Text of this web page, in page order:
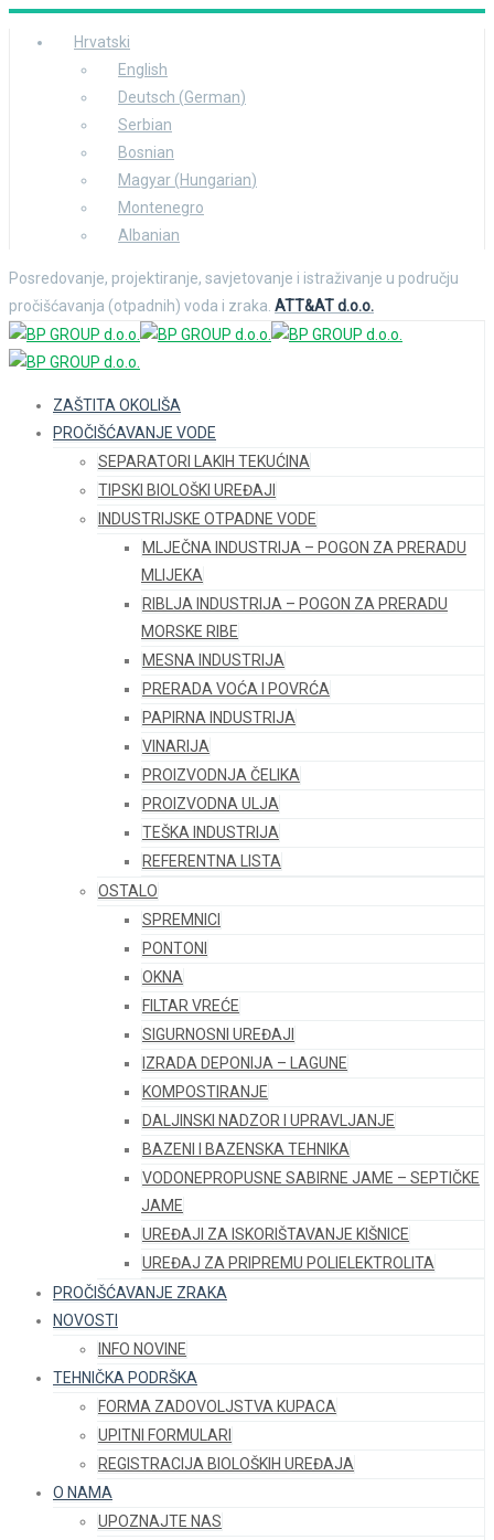
Hrvatski
English
Deutsch (German)
Serbian
Bosnian
Magyar (Hungarian)
Montenegro
Albanian
Posredovanje, projektiranje, savjetovanje i istraživanje u području
pročišćavanja (otpadnih) voda i zraka. ATT&AT d.o.o.
ZAŠTITA OKOLIŠA
PROČIŠĆAVANJE VODE
SEPARATORI LAKIH TEKUĆINA
TIPSKI BIOLOŠKI UREĐAJI
INDUSTRIJSKE OTPADNE VODE
MLJEČNA INDUSTRIJA – POGON ZA PRERADU
MLIJEKA
RIBLJA INDUSTRIJA – POGON ZA PRERADU
MORSKE RIBE
MESNA INDUSTRIJA
PRERADA VOĆA I POVRĆA
PAPIRNA INDUSTRIJA
VINARIJA
PROIZVODNJA ČELIKA
PROIZVODNA ULJA
TEŠKA INDUSTRIJA
REFERENTNA LISTA
OSTALO
SPREMNICI
PONTONI
OKNA
FILTAR VREĆE
SIGURNOSNI UREĐAJI
IZRADA DEPONIJA – LAGUNE
KOMPOSTIRANJE
DALJINSKI NADZOR I UPRAVLJANJE
BAZENI I BAZENSKA TEHNIKA
VODONEPROPUSNE SABIRNE JAME – SEPTIČKE
JAME
UREĐAJI ZA ISKORIŠTAVANJE KIŠNICE
UREĐAJ ZA PRIPREMU POLIELEKTROLITA
PROČIŠĆAVANJE ZRAKA
NOVOSTI
INFO NOVINE
TEHNIČKA PODRŠKA
FORMA ZADOVOLJSTVA KUPACA
UPITNI FORMULARI
REGISTRACIJA BIOLOŠKIH UREĐAJA
O NAMA
UPOZNAJTE NAS